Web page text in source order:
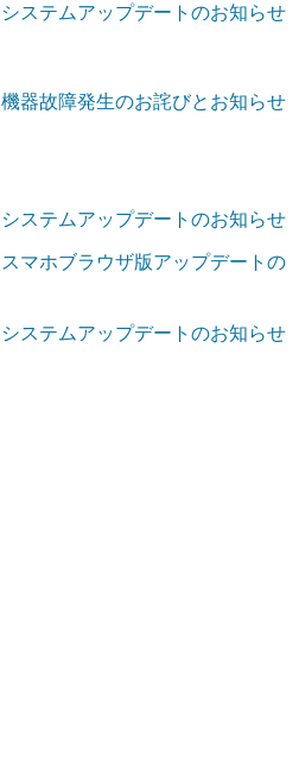
システムアップデートのお知らせ
機器故障発生のお詫びとお知らせ
システムアップデートのお知らせ
スマホブラウザ版アップデートの
システムアップデートのお知らせ